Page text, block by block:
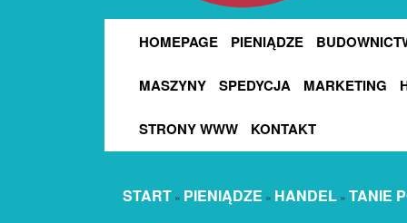
HOMEPAGE PIENIĄDZE
MASZYNY SPEDYCJA MARKETING
STRONY WWW KONTAKT
START » PIENIĄDZE » HANDEL » TANIE